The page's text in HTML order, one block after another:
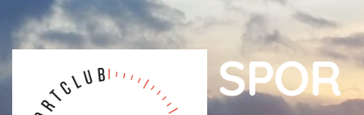
SPOR